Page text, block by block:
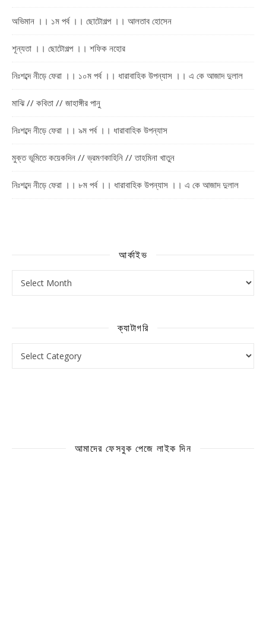
অভিমান ।। ১ম পর্ব ।। ছোটোগল্প ।। আলতাব হোসেন
শূন্যতা ।। ছোটোগল্প ।। শফিক নহোর
নিঃশব্দে নীড়ে ফেরা ।। ১০ম পর্ব ।। ধারাবাহিক উপন্যাস ।। এ কে আজাদ দুলাল
মাঝি // কবিতা // জাহাঙ্গীর পানু
নিঃশব্দে নীড়ে ফেরা ।। ৯ম পর্ব ।। ধারাবাহিক উপন্যাস
মুক্ত ভূমিতে কয়েকদিন // ভ্রমণকাহিনি // তাহমিনা খাতুন
নিঃশব্দে নীড়ে ফেরা ।। ৮ম পর্ব ।। ধারাবাহিক উপন্যাস ।। এ কে আজাদ দুলাল
আর্কাইভ
ক্যাটাগরি
আমাদের ফেসবুক পেজে লাইক দিন